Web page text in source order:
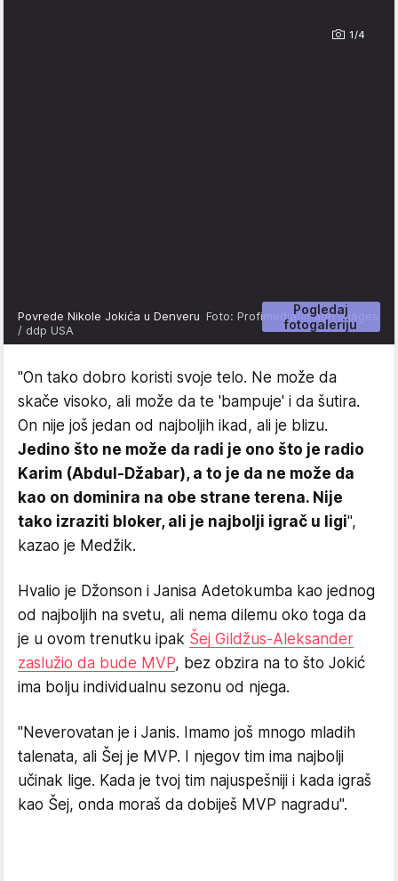
1/4
Pogledaj
fotogaleriju
Povrede Nikole Jokića u Denveru Foto: Profimedia/Imagn Images
/ ddp USA
"On tako dobro koristi svoje telo. Ne može da
skače visoko, ali može da te 'bampuje' i da šutira.
On nije još jedan od najboljih ikad, ali je blizu.
Jedino što ne može da radi je ono što je radio
Karim (Abdul-Džabar), a to je da ne može da
kao on dominira na obe strane terena. Nije
tako izraziti bloker, ali je najbolji igrač u ligi",
kazao je Medžik.
Hvalio je Džonson i Janisa Adetokumba kao jednog
od najboljih na svetu, ali nema dilemu oko toga da
je u ovom trenutku ipak Šej Gildžus-Aleksander
zaslužio da bude MVP, bez obzira na to što Jokić
ima bolju individualnu sezonu od njega.
"Neverovatan je i Janis. Imamo još mnogo mladih
talenata, ali Šej je MVP. I njegov tim ima najbolji
učinak lige. Kada je tvoj tim najuspešniji i kada igraš
kao Šej, onda moraš da dobiješ MVP nagradu".